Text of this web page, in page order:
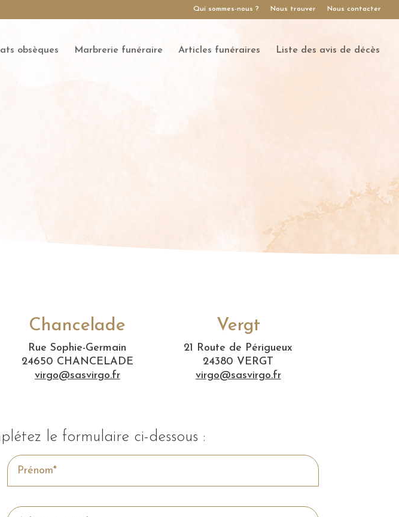
Qui sommes-nous ? Nous trouver Nous contacter
obsèques Marbrerie funéraire Articles funéraires Liste des avis de décès
Chancelade
Rue Sophie-Germain
24650 CHANCELADE
virgo@sasvirgo.fr
Vergt
21 Route de Périgueux
24380 VERGT
virgo@sasvirgo.fr
le formulaire ci-dessous :